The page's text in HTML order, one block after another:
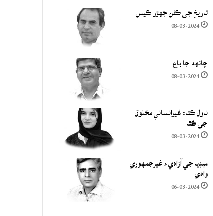
تاريخ جي ڪفن جھڙو ڪيس
08-03-2024
چانهه جا باغ
08-03-2024
ناول ڪتا: غيرانساني مخلوق
جي ڪٿا
08-03-2024
ميڊيا جي آزادي ۽ غيرجمھوري
وادي
06-03-2024